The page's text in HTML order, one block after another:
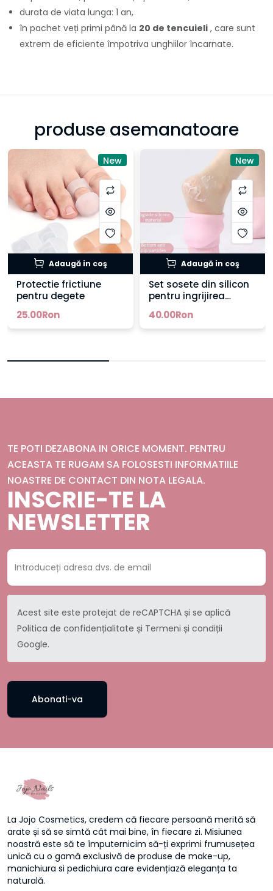
durata de viata lunga: 1 an,
în pachet veți primi până la 20 de tencuieli , care sunt
extrem de eficiente împotriva unghiilor încarnate.
produse asemanatoare
New
Adaugă in coş
Protectie frictiune
pentru degete
25.00Ron
New
Adaugă in coş
Set sosete din silicon
pentru ingrijirea
40.00Ron
TE POTI DEZABONA IN ORICE MOMENT. PENTRU
ACEASTA TE RUGAM SA FOLOSESTI INFORMATIILE
NOASTRE DE CONTACT DIN NOTA LEGALA.
INSCRIE-TE LA
NEWSLETTER
Acest site este protejat de reCAPTCHA și se aplică
Politica de confidențialitate și Termeni și condiții
Google.
Abonati-va
La Jojo Cosmetics, credem că fiecare persoană merită să
arate și să se simtă cât mai bine, în fiecare zi. Misiunea
noastră este să te împuternicim să-ți exprimi frumusețea
unică cu o gamă exclusivă de produse de make-up,
manichiura si pedichiura care evidențiază eleganța ta
naturală.